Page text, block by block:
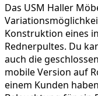
Das USM Haller
Konstruktion eines
Rednerpultes. Du
auch die
mobile Version auf
einem Kunden